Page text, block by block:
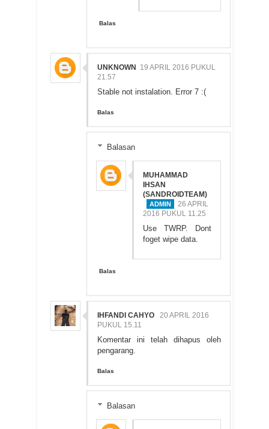
Balas
UNKNOWN
19 APRIL 2016 PUKUL
21.57
Stable not instalation. Error 7 :(
Balas
Balasan
MUHAMMAD
IHSAN
(SANDROIDTEAM)
26 APRIL
2016 PUKUL 11.25
Use TWRP. Dont
foget wipe data.
Balas
IHFANDI CAHYO
20 APRIL 2016
PUKUL 15.11
Komentar ini telah dihapus oleh
pengarang.
Balas
Balasan